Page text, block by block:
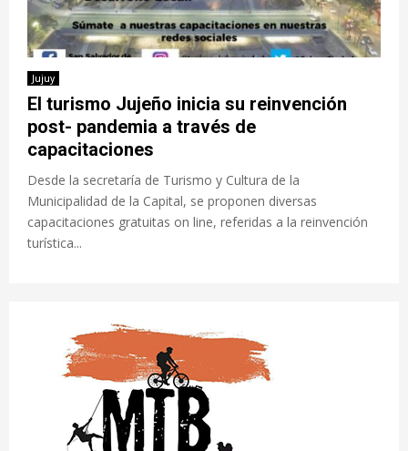
Jujuy
El turismo Jujeño inicia su reinvención
post- pandemia a través de
capacitaciones
Desde la secretaría de Turismo y Cultura de la
Municipalidad de la Capital, se proponen diversas
capacitaciones gratuitas on line, referidas a la reinvención
turística...